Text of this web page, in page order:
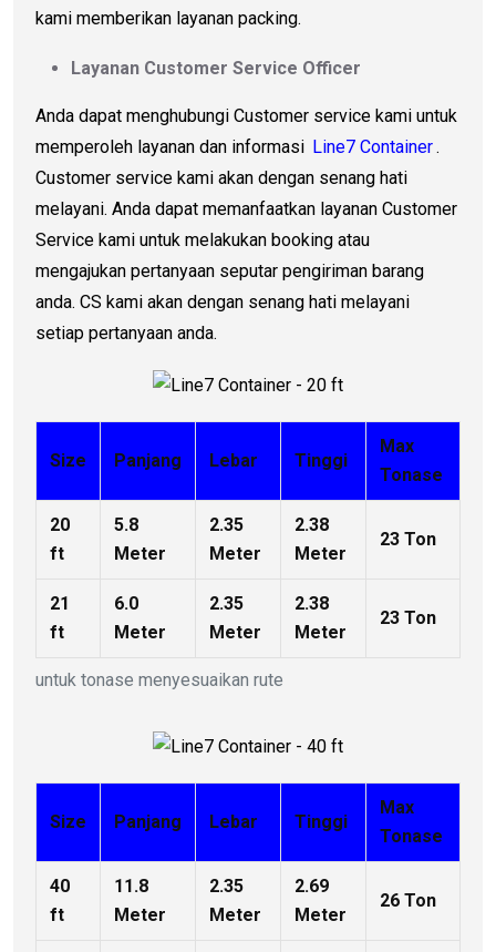
kami memberikan layanan packing.
Layanan Customer Service Officer
Anda dapat menghubungi Customer service kami untuk
memperoleh layanan dan informasi Line7 Container.
Customer service kami akan dengan senang hati
melayani. Anda dapat memanfaatkan layanan Customer
Service kami untuk melakukan booking atau
mengajukan pertanyaan seputar pengiriman barang
anda. CS kami akan dengan senang hati melayani
setiap pertanyaan anda.
untuk tonase menyesuaikan rute
Size Panjang Lebar Tinggi
Max
Tonase
20
ft
5.8
Meter
2.35
Meter
2.38
Meter
23 Ton
21
ft
6.0
Meter
2.35
Meter
2.38
Meter
23 Ton
Size Panjang Lebar Tinggi
Max
Tonase
40
ft
11.8
Meter
2.35
Meter
2.69
Meter
26 Ton